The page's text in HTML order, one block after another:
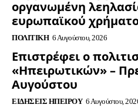
οργανωμένη
ευρωπαϊκού
ΠΟΛΙΤΙΚΉ 6 Αυγούστου, 2026
Επιστρέφει ο
«Ηπειρωτικών» –
Αυγούστου
ΕΙΔΉΣΕΙΣ ΗΠΕΊΡΟΥ 6 Αυγούστου,